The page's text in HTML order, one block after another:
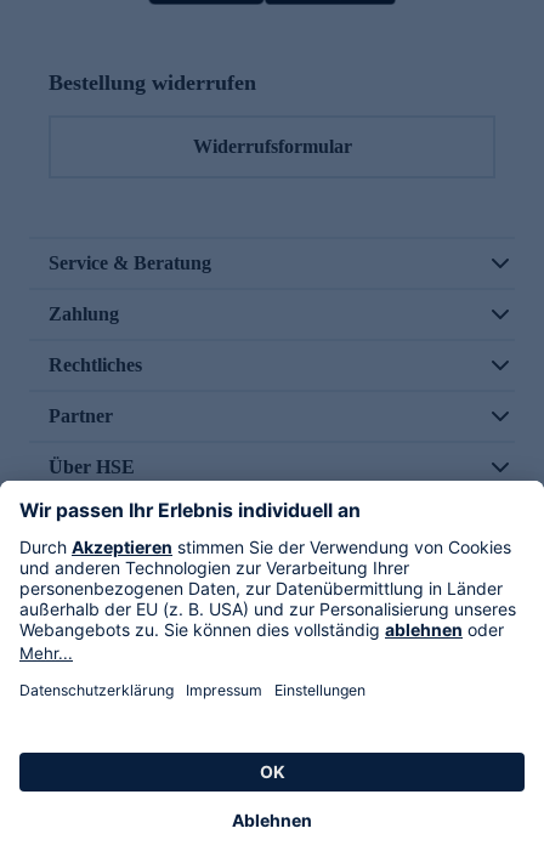
Bestellung widerrufen
Widerrufsformular
Service & Beratung
Zahlung
Rechtliches
Partner
Über HSE
Im TV
HSE International